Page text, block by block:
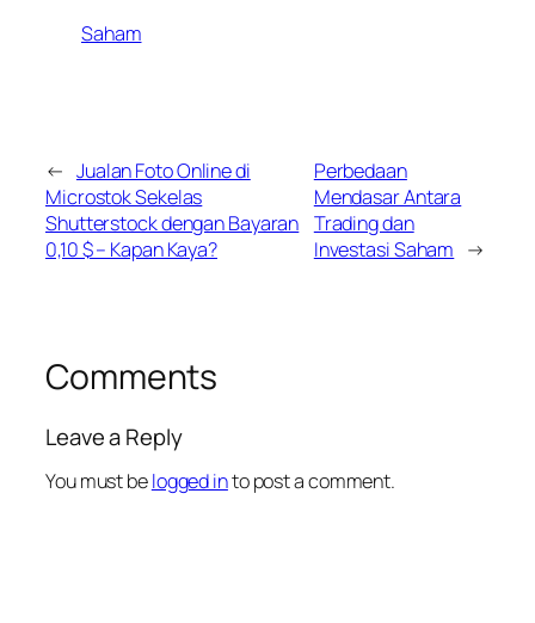
Saham
← Jualan Foto Online di
Microstok Sekelas
Shutterstock dengan Bayaran
0,10 $ – Kapan Kaya?
Perbedaan
Mendasar Antara
Trading dan
Investasi Saham →
Comments
Leave a Reply
You must belogged into post a comment.